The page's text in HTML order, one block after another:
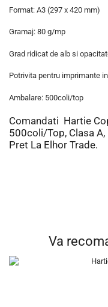
Format: A3 (297 x 420 mm)
Gramaj: 80 g/mp
Grad ridicat de alb si
Potrivita pentru imprimante
Ambalare: 500coli/top
Comandati Hartie
500coli/top, Clasa A,
Pret La Elhor Trade.
Va